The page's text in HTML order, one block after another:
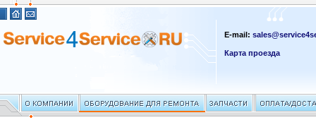
E-mail:
Карта проезда